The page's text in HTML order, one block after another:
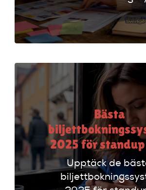
för standup-
arrangörer. Få
insikter om
och biljettlänkar!
Bästa
2025 för standup
Upptäck de